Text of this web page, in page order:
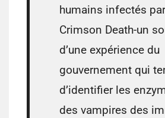
humains infectés
Crimson Death-un
d’une expérience du
gouvernement qui
d’identifier les
des vampires des